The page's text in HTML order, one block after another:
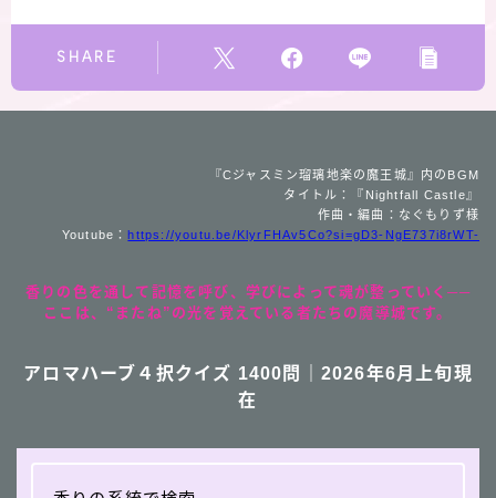
SHARE
『Cジャスミン瑠璃地楽の魔王城』内のBGM
タイトル：『Nightfall Castle』
作曲・編曲：なぐもりず様
Youtube： https://youtu.be/KlyrFHAv5Co?si=gD3-NgE737i8rWT-
香りの色を通して記憶を呼び、学びによって魂が整っていく──
ここは、“またね”の光を覚えている者たちの魔導城です。
アロマハーブ４択クイズ 1400問｜2026年6月上旬現
在